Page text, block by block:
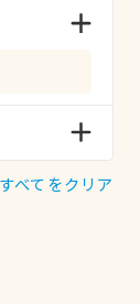
すべてをクリア